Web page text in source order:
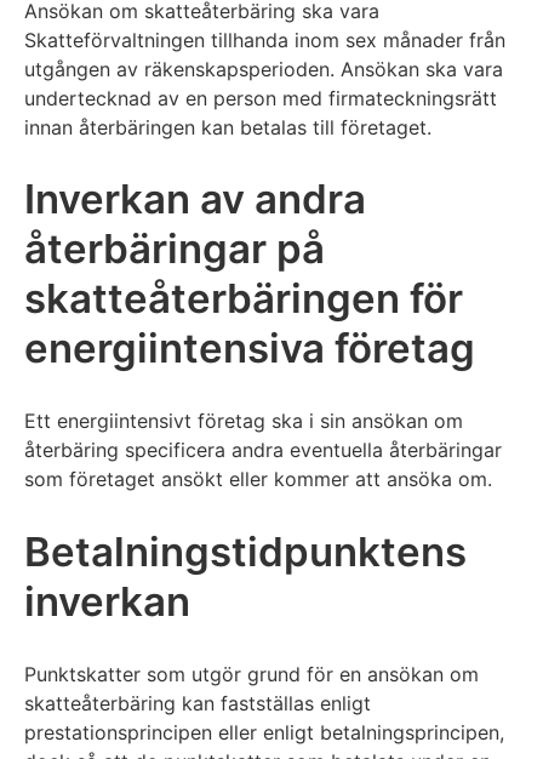
Ansökan om skatteåterbäring ska vara
Skatteförvaltningen tillhanda inom sex månader från
utgången av räkenskapsperioden. Ansökan ska vara
undertecknad av en person med firmateckningsrätt
innan återbäringen kan betalas till företaget.
Inverkan av andra
återbäringar på
skatteåterbäringen för
energiintensiva företag
Ett energiintensivt företag ska i sin ansökan om
återbäring specificera andra eventuella återbäringar
som företaget ansökt eller kommer att ansöka om.
Betalningstidpunktens
inverkan
Punktskatter som utgör grund för en ansökan om
skatteåterbäring kan fastställas enligt
prestationsprincipen eller enligt betalningsprincipen,